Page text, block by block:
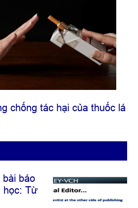
chống tác hại của thuốc lá
bài báo
học: Từ